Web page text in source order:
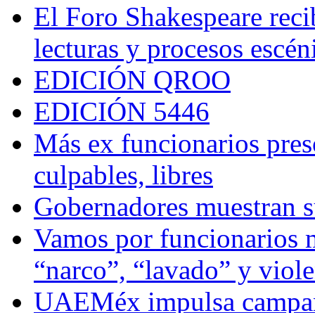
El Foro Shakespeare
lecturas y procesos
EDICIÓN QROO
EDICIÓN 5446
Más ex funcionarios
culpables, libres
Gobernadores muestran
Vamos por funcionarios
“narco”, “lavado” y
UAEMéx impulsa